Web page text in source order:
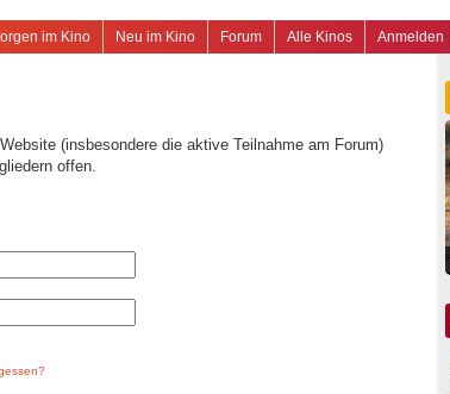
Anmelden
Alle Kinos
Forum
Neu im Kino
im Kino
(insbesondere die aktive Teilnahme am Forum)
offen.